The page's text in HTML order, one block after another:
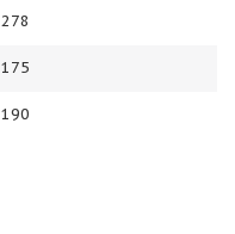
278
175
190